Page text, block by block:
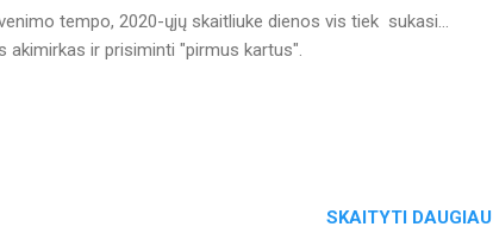
tempo, 2020-ųjų skaitliuke dienos vis tiek sukasi...
ir prisiminti "pirmus kartus".
SKAITYTI DAUGIAU